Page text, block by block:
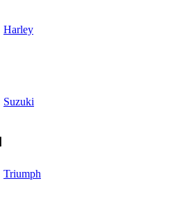
Harley
Suzuki
Triumph